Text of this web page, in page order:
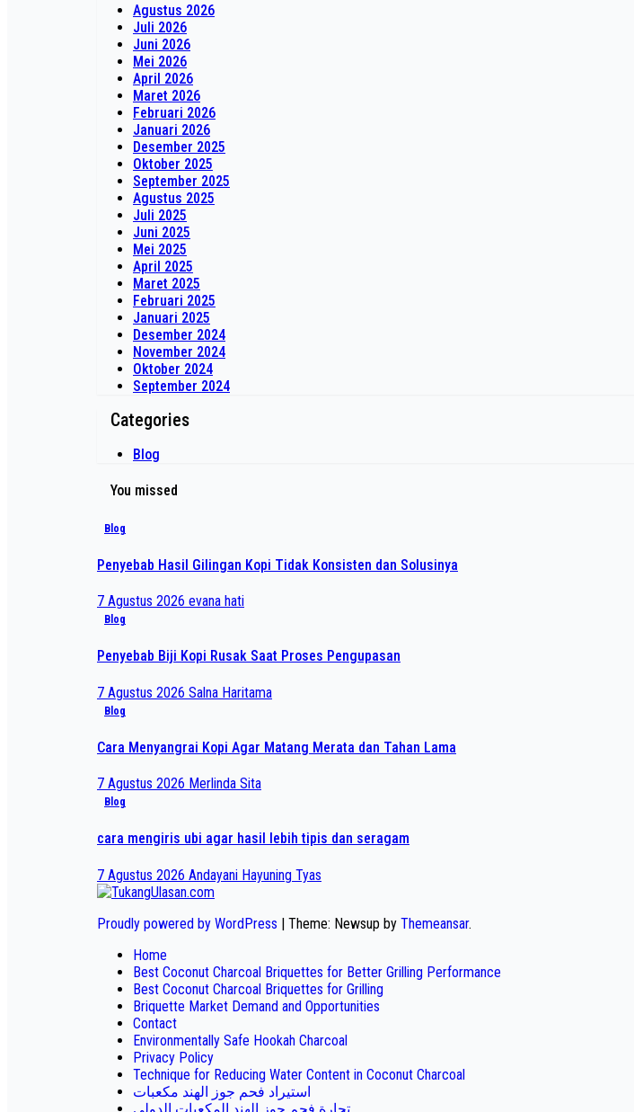
Agustus 2026
Juli 2026
Juni 2026
Mei 2026
April 2026
Maret 2026
Februari 2026
Januari 2026
Desember 2025
Oktober 2025
September 2025
Agustus 2025
Juli 2025
Juni 2025
Mei 2025
April 2025
Maret 2025
Februari 2025
Januari 2025
Desember 2024
November 2024
Oktober 2024
September 2024
Categories
Blog
You missed
Blog
Penyebab Hasil Gilingan Kopi Tidak Konsisten dan Solusinya
7 Agustus 2026 evana hati
Blog
Penyebab Biji Kopi Rusak Saat Proses Pengupasan
7 Agustus 2026 Salna Haritama
Blog
Cara Menyangrai Kopi Agar Matang Merata dan Tahan Lama
7 Agustus 2026 Merlinda Sita
Blog
cara mengiris ubi agar hasil lebih tipis dan seragam
7 Agustus 2026 Andayani Hayuning Tyas
Proudly powered by WordPress | Theme: Newsup by Themeansar.
Home
Best Coconut Charcoal Briquettes for Better Grilling Performance
Best Coconut Charcoal Briquettes for Grilling
Briquette Market Demand and Opportunities
Contact
Environmentally Safe Hookah Charcoal
Privacy Policy
Technique for Reducing Water Content in Coconut Charcoal
استيراد فحم جوز الهند مكعبات